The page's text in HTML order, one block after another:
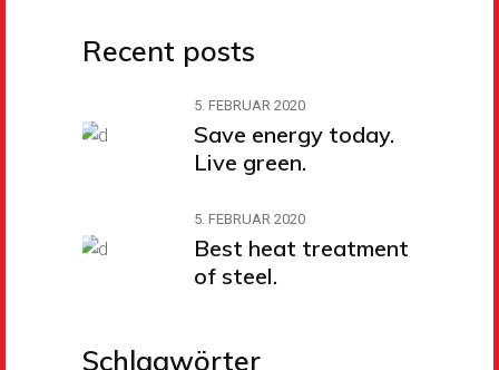
Recent posts
5. FEBRUAR 2020
Save energy today.
Live green.
5. FEBRUAR 2020
Best heat treatment
of steel.
Schlagwörter